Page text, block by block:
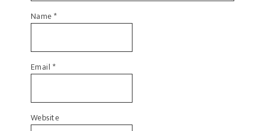
Name*
Email *
Website